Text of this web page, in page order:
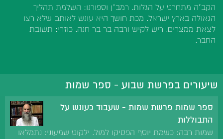
הקב"ה מתחרט על הגלות. רמב"ן וספורנו: השלמת תהליך
הגאולה בארץ ישראל. מכת חושך היא עונש לאותם שלא רצו
לצאת ממצרים. ריש לקיש ורבה בר בר חנה. כוזרי: תשובת
החבר.
שיעורים בפרשת שבוע - ספר שמות
ספר שמות פרשת שמות - שעבוד כעונש על
התבוללות
שמות רבה: כשמת יוסף הפסיקו למול. ילקוט שמעוני: נתמלאו